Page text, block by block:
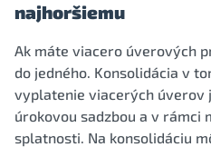
najhoršiemu
Ak máte viacero úverových
do jedného. Konsolidácia v
vyplatenie viacerých úverov
úrokovou sadzbou a v rámci
splatnosti. Na konsolidáciu